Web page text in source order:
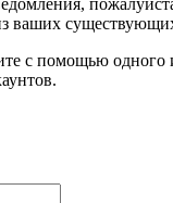
ваших
с помощью одного